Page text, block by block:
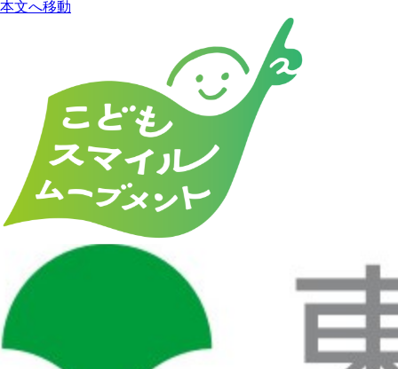
本文へ移動